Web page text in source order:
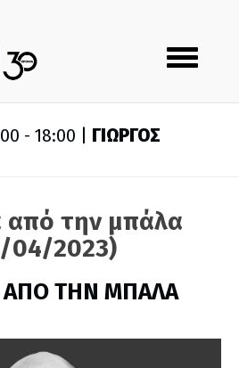
Toggle
navigation
- 18:00 | ΓΙΩΡΓΟΣ
από την μπάλα
04/2023)
ΑΠΟ ΤΗΝ ΜΠΑΛΑ